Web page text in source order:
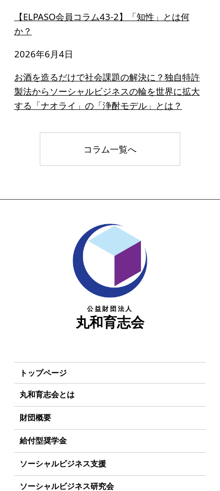
【ELPASO会員コラム43-2】「知性」とは何
か？
2026年6月4日
お酒を造るだけで社会課題の解決に？独自特許
製法からソーシャルビジネスの輪を世界に拡大
する「ナオライ」の「浄酎モデル」とは？
コラム一覧へ
公益財団法人
丸和育志会
トップページ
丸和育志会とは
理事長あいさつ
丸和育志会の目指す未来
学生のみなさんへ
起業家のみなさんへ
財団概要
理念
組織
給付型奨学金
事業方針
募集要項
ソーシャルビジネス支援
事業方針
ソーシャルビジネス研究会